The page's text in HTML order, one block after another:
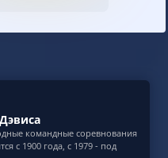
командные соревнования
с 1900 года, с 1979 - под